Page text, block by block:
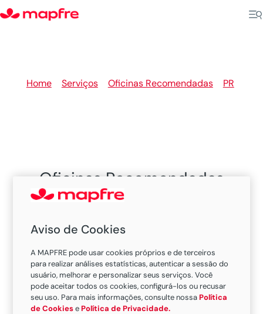
Home> Serviços> Oficinas Recomendadas> PR
Oficinas Recomendadas
MAPFRE em Maringa
Visual Paint
Aviso de Cookies
A MAPFRE pode usar cookies próprios e de terceiros
para realizar análises estatísticas, autenticar a sessão do
usuário, melhorar e personalizar seus serviços. Você
pode aceitar todos os cookies, configurá-los ou recusar
seu uso. Para mais informações, consulte nossaPolítica
de CookiesePolítica de Privacidade.